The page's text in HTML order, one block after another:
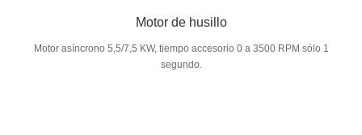
Motor de husillo
Motor asíncrono 5,5/7,5 KW, tiempo accesorio 0 a 3500 RPM sólo 1
segundo.